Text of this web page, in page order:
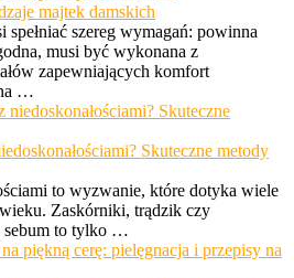
majtek damskich
spełniać szereg wymagań: powinna
musi być wykonana z
zapewniających komfort
…
Skuteczne metody
to wyzwanie, które dotyka wiele
Zaskórniki, trądzik czy
sebum to tylko …